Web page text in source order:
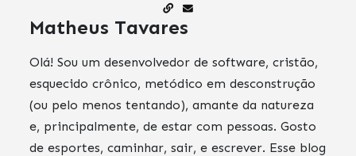
Matheus Tavares
Olá! Sou um desenvolvedor de software, cristão,
esquecido crônico, metódico em desconstrução
(ou pelo menos tentando), amante da natureza
e, principalmente, de estar com pessoas. Gosto
de esportes, caminhar, sair, e escrever. Esse blog